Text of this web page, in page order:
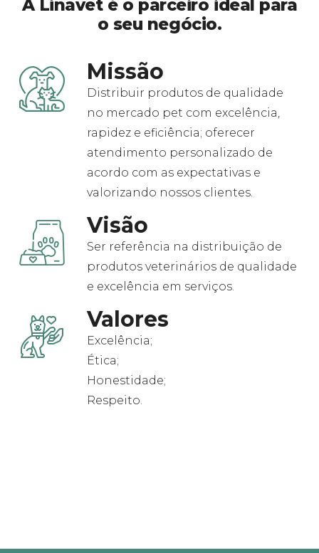
A Linavet é o parceiro ideal para
o seu negócio.
Missão
Distribuir produtos de qualidade
no mercado pet com excelência,
rapidez e eficiência; oferecer
atendimento personalizado de
acordo com as expectativas e
valorizando nossos clientes.
Visão
Ser referência na distribuição de
produtos veterinários de qualidade
e excelência em serviços.
Valores
Excelência;
Ética;
Honestidade;
Respeito.